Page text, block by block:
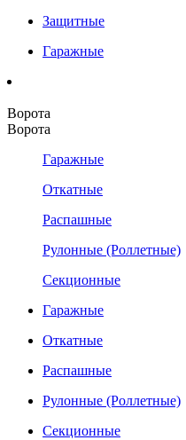
Защитные
Гаражные
Ворота
Ворота
Гаражные
Откатные
Распашные
Рулонные (Роллетные)
Секционные
Гаражные
Откатные
Распашные
Рулонные (Роллетные)
Секционные